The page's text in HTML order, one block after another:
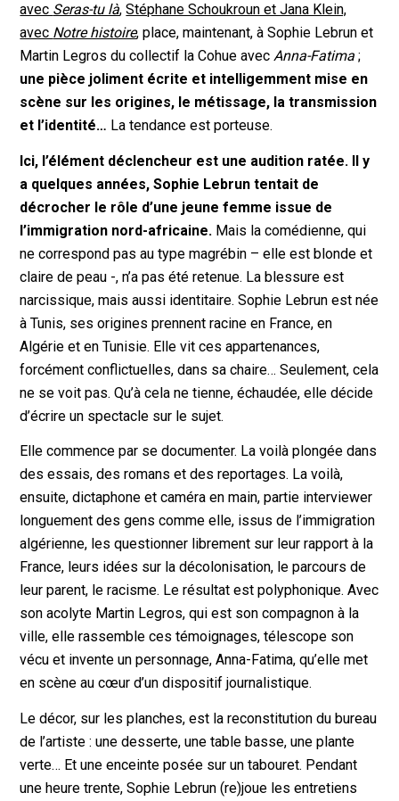
avec Seras-tu là, Stéphane Schoukroun et Jana Klein,
avec Notre histoire, place, maintenant, à Sophie Lebrun et
Martin Legros du collectif la Cohue avecAnna-Fatima ;
une pièce joliment écrite et intelligemment mise en
scène sur les origines, le métissage, la transmission
et l’identité… La tendance est porteuse.
Ici, l’élément déclencheur est une audition ratée. Il y
a quelques années, Sophie Lebrun tentait de
décrocher le rôle d’une jeune femme issue de
l’immigration nord-africaine. Mais la comédienne, qui
ne correspond pas au type magrébin – elle est blonde et
claire de peau -, n’a pas été retenue. La blessure est
narcissique, mais aussi identitaire. Sophie Lebrun est née
à Tunis, ses origines prennent racine en France, en
Algérie et en Tunisie. Elle vit ces appartenances,
forcément conflictuelles, dans sa chaire… Seulement, cela
ne se voit pas. Qu’à cela ne tienne, échaudée, elle décide
d’écrire un spectacle sur le sujet.
Elle commence par se documenter. La voilà plongée dans
des essais, des romans et des reportages. La voilà,
ensuite, dictaphone et caméra en main, partie interviewer
longuement des gens comme elle, issus de l’immigration
algérienne, les questionner librement sur leur rapport à la
France, leurs idées sur la décolonisation, le parcours de
leur parent, le racisme. Le résultat est polyphonique. Avec
son acolyte Martin Legros, qui est son compagnon à la
ville, elle rassemble ces témoignages, télescope son
vécu et invente un personnage, Anna-Fatima, qu’elle met
en scène au cœur d’un dispositif journalistique.
Le décor, sur les planches, est la reconstitution du bureau
de l’artiste : une desserte, une table basse, une plante
verte… Et une enceinte posée sur un tabouret. Pendant
une heure trente, Sophie Lebrun (re)joue les entretiens